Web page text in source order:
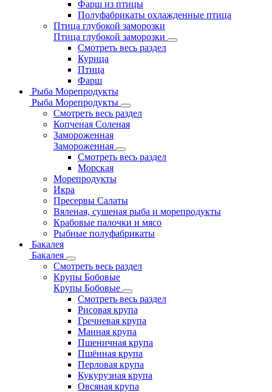
Фарш из птицы
Полуфабрикаты охлажденные птица
Птица глубокой заморозки
Птица глубокой заморозки
Смотреть весь раздел
Курица
Птица
Фарш
Рыба Морепродукты
Рыба Морепродукты
Смотреть весь раздел
Копченая Соленая
Замороженная
Замороженная
Смотреть весь раздел
Морская
Морепродукты
Икра
Пресервы Салаты
Вяленая, сушеная рыба и морепродукты
Крабовые палочки и мясо
Рыбные полуфабрикаты
Бакалея
Бакалея
Смотреть весь раздел
Крупы Бобовые
Крупы Бобовые
Смотреть весь раздел
Рисовая крупа
Гречневая крупа
Манная крупа
Пшеничная крупа
Пшённая крупа
Перловая крупа
Кукурузная крупа
Овсяная крупа